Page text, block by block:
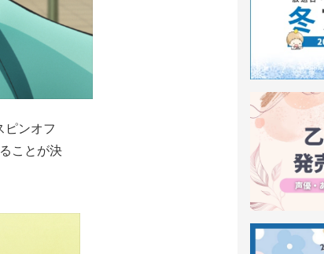
ピンオフ
ことが決